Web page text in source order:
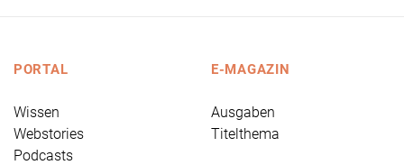
PORTAL
Wissen
Webstories
Podcasts
E-MAGAZIN
Ausgaben
Titelthema